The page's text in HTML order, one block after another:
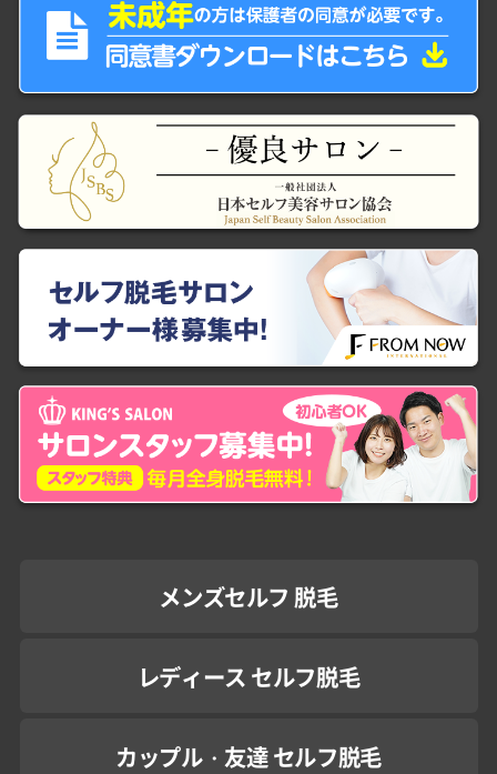
メンズセルフ 脱毛
レディース セルフ脱毛
カップル・友達 セルフ脱毛